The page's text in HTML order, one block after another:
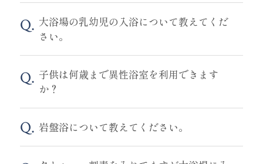
大浴場の乳幼児の入浴について教えてくだ
さい。
子供は何歳まで異性浴室を利用できます
か？
岩盤浴について教えてください。